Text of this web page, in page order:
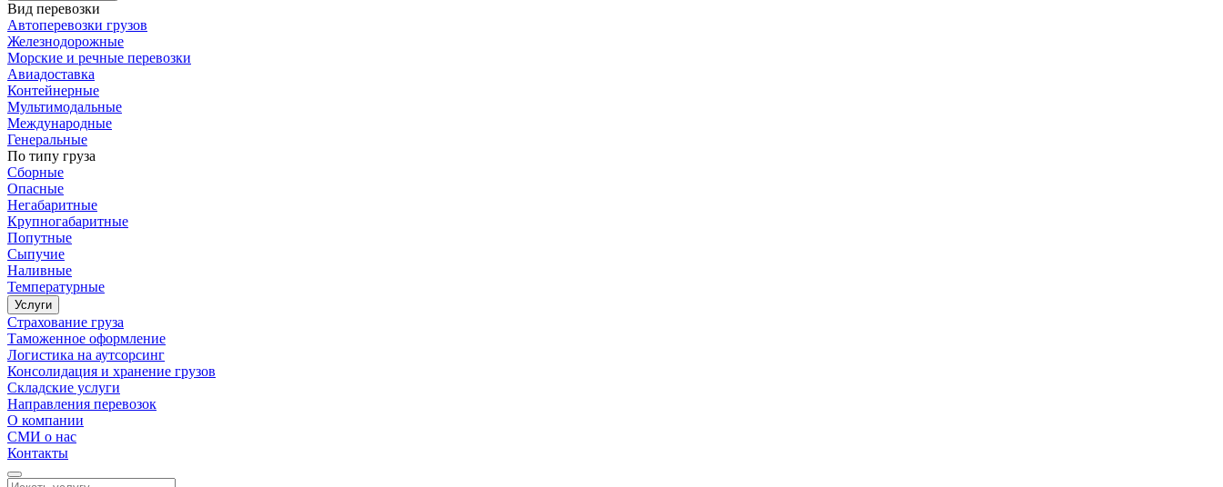
Вид перевозки
Автоперевозки грузов
Железнодорожные
Морские и речные перевозки
Авиадоставка
Контейнерные
Мультимодальные
Международные
Генеральные
По типу груза
Сборные
Опасные
Негабаритные
Крупногабаритные
Попутные
Сыпучие
Наливные
Температурные
Услуги
Страхование груза
Таможенное оформление
Логистика на аутсорсинг
Консолидация и хранение грузов
Складские услуги
Направления перевозок
О компании
СМИ о нас
Контакты